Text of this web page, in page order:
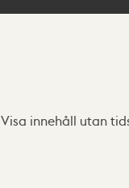
Visa innehåll utan